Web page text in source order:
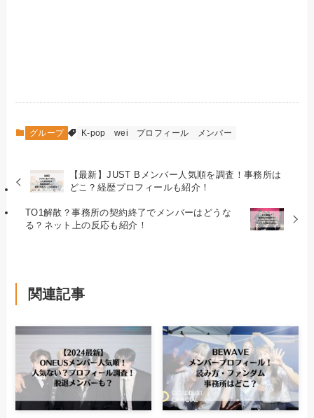
グループ K-pop wei プロフィール メンバー
【最新】JUST Bメンバー人気順を調査！事務所は
どこ？経歴プロフィールも紹介！
TO1解散？事務所の契約終了でメンバーはどうな
る？ネット上の反応も紹介！
関連記事